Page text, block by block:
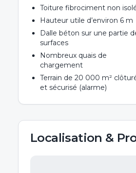
Toiture fibrociment non
Hauteur utile d’environ 6 m
Dalle béton sur une partie
surfaces
Nombreux quais de
chargement
Terrain de 20 000 m²
et sécurisé (alarme)
Localisation &